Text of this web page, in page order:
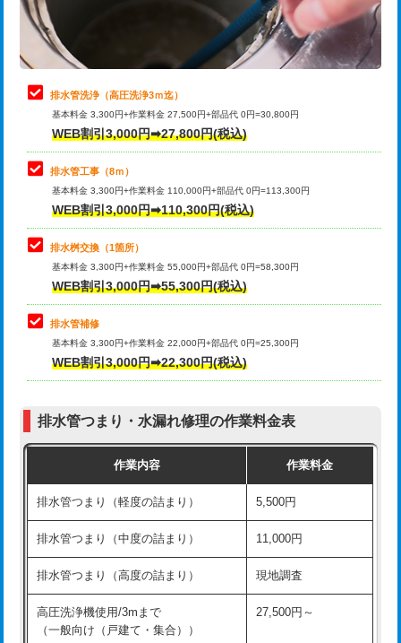
業）
排水管工事（排水管工事/3ｍまで） 55,000円
排水管工事（追加 排水管工事/3ｍ超
え）
マス交換（土の掘削・埋め戻し作業）
マス交換（深さ50㎝未満）
マス交換（深さ50㎝以上）
コンクリート斫り（厚さ10㎝まで）
コンクリート斫り（厚さ10㎝超え）
モルタル補修（厚さ10㎝まで）
モルタル補修（厚さ10㎝超え）
追加人工 16,500円
現場見積
※給水管工事は20mmまでの価格です。
止水・漏水調査・防水処理・清掃・修
理・調整・分解・加工など（軽作業）
11,000円
止水・漏水調査・防水処理・清掃・修
理・調整・分解・加工など（中作業）
22,000円
止水・漏水調査・防水処理・清掃・修
理・調整・分解・加工など（重作業）
33,000円
その他部品の脱着
交換・取付（タンク）
交換・取付(単水栓（壁付・デッキ
式）)
交換・取付(混合水栓（壁付・デッキ
式・ワンホール）)
16,500円+材料費
交換・取付(排水栓・排水トラップ
交換・取付（その他部品） 11,000円+材料費
持込商品取付（単水栓） 13,200円
持込商品取付（混合水栓） 16,500円
持込商品取付（浄水器・分岐水栓） 16,500円
給水管工事※（ホール加工) 16,500円
給水管工事※（バンド止め) 3,300円
給水管工事※（支持金具設置)
排水管洗浄（高圧洗浄3ｍ迄）
基本料金 3,300円+作業料金 27,500円+部品代 0円=30,800円
WEB割引3,000円➡27,800円(税込)
排水管工事（8ｍ）
基本料金 3,300円+作業料金 110,000円+部品代 0円=113,300円
WEB割引3,000円➡110,300円(税込)
排水桝交換（1箇所）
基本料金 3,300円+作業料金 55,000円+部品代 0円=58,300円
WEB割引3,000円➡55,300円(税込)
排水管補修
基本料金 3,300円+作業料金 22,000円+部品代 0円=25,300円
WEB割引3,000円➡22,300円(税込)
排水管つまり・水漏れ修理の作業料金表
作業内容 作業料金
排水管つまり（軽度の詰まり） 5,500円
排水管つまり（中度の詰まり） 11,000円
排水管つまり（高度の詰まり） 現地調査
高圧洗浄機使用/3mまで
（一般向け（戸建て・集合））
27,500円～